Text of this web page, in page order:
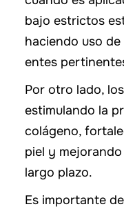
bajo estrictos
haciendo uso
entes
Por otro lado,
estimulando la
colágeno,
piel y
largo plazo.
Es importante